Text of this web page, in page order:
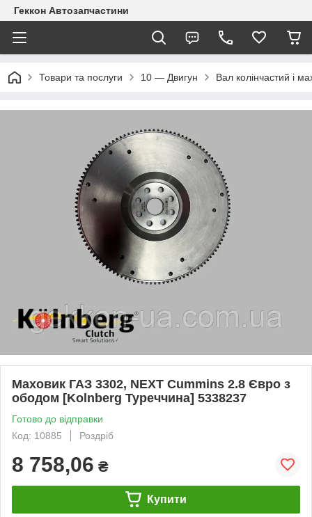
Геккон Автозапчастини
Товари та послуги 10 — Двигун Вал колінчастий і
Маховик ГАЗ 3302, NEXT Cummins 2.8 Євро з
ободом [Kolnberg Туреччина] 5338237
Готово до відправки
Код: 10885
Роздріб
8 758,06 ₴
Купити